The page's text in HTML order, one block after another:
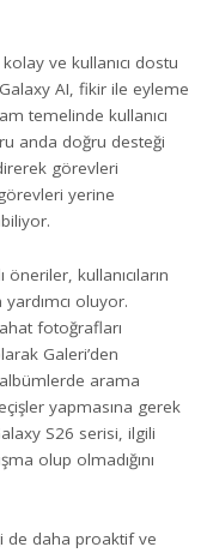
ve kullanıcı dostu
AI, fikir ile eyleme
temelinde kullanıcı
anda doğru desteği
görevleri
yerine
kullanıcıların
oluyor.
fotoğrafları
Galeri’den
arama
yapmasına gerek
S26 serisi, ilgili
olup olmadığını
de daha proaktif ve